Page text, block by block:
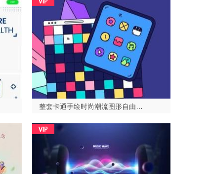
整套卡通手绘时尚潮流图形自由组合AI格式2023429